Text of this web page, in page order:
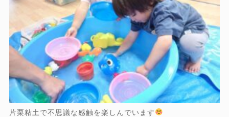
片栗粘土で不思議な感触を楽しんでいます